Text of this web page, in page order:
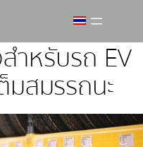
ำหรับรถ EV
มสมรรถนะ